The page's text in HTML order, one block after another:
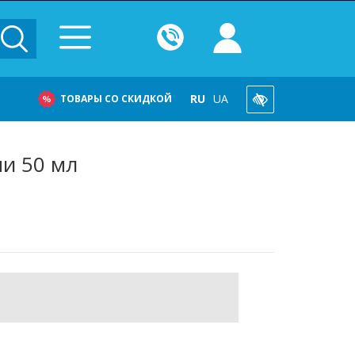
ТОВАРЫ СО СКИДКОЙ RU UA
50 мл